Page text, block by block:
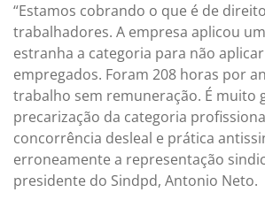
“Estamos cobrando o que é de
trabalhadores. A empresa aplicou
estranha a categoria para não
empregados. Foram 208 horas por
trabalho sem remuneração. É muito
precarização da categoria
concorrência desleal e prática
erroneamente a representação
presidente do Sindpd, Antonio Neto.